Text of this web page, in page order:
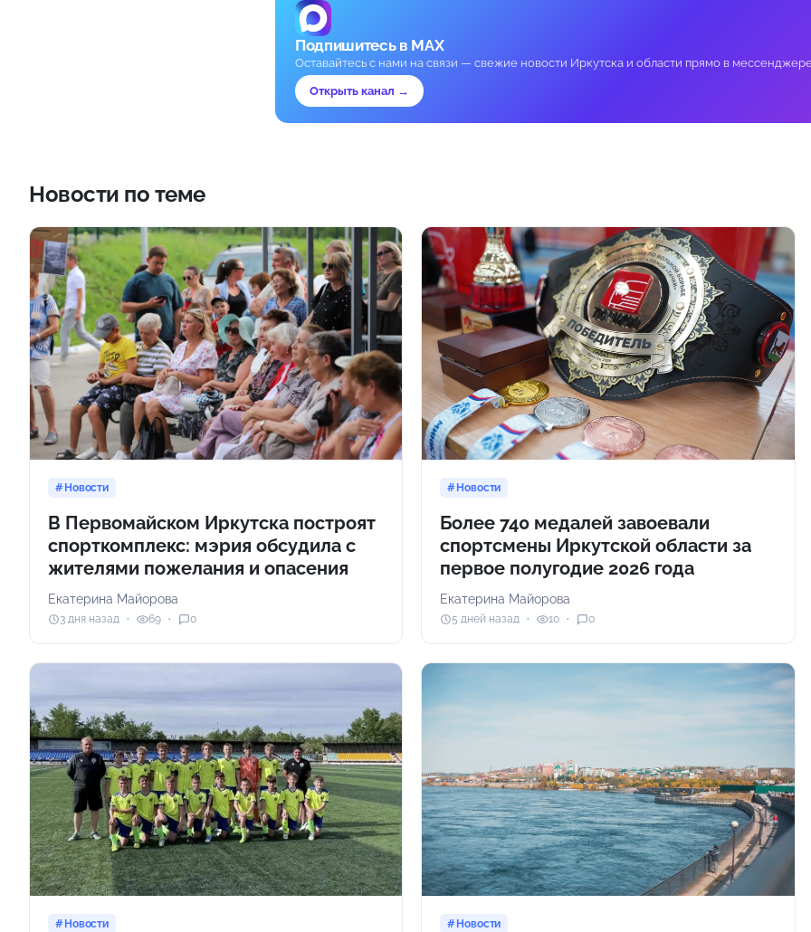
Подпишитесь в MAX
Оставайтесь с нами на связи — свежие новости Иркутска и области прямо в
Открыть канал →
Новости по теме
Новости
В Первомайском Иркутска построят
спорткомплекс: мэрия обсудила с
жителями пожелания и опасения
Екатерина Майорова
3 дня назад 69 0
Новости
Более 740 медалей завоевали
спортсмены Иркутской области за
первое полугодие 2026 года
Екатерина Майорова
5 дней назад 10 0
Новости Новости